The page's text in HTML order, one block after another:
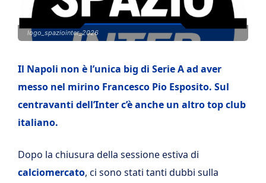
logo_spaziointer_2026
Il Napoli non è l’unica big di Serie A ad aver
messo nel mirino Francesco Pio Esposito. Sul
centravanti dell’Inter c’è anche un altro top club
italiano.
Dopo la chiusura della sessione estiva di
calciomercato, ci sono stati tanti dubbi sulla